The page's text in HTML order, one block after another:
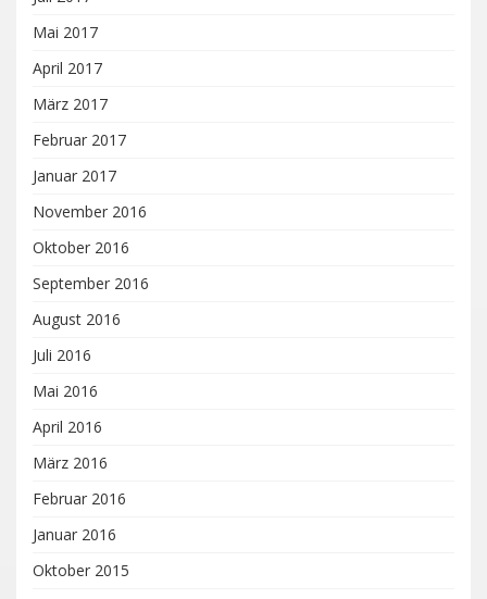
Mai 2017
April 2017
März 2017
Februar 2017
Januar 2017
November 2016
Oktober 2016
September 2016
August 2016
Juli 2016
Mai 2016
April 2016
März 2016
Februar 2016
Januar 2016
Oktober 2015